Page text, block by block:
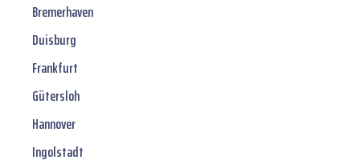
Bremerhaven
Duisburg
Frankfurt
Gütersloh
Hannover
Ingolstadt